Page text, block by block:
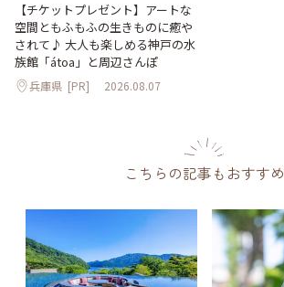
【チケットプレゼント】アートな
空間ともふもふの生きものに癒や
されて♪ 大人も楽しめる神戸の水
族館「átoa」と周辺さんぽ
兵庫県 [PR] 2026.08.07
こちらの記事もおすすめ